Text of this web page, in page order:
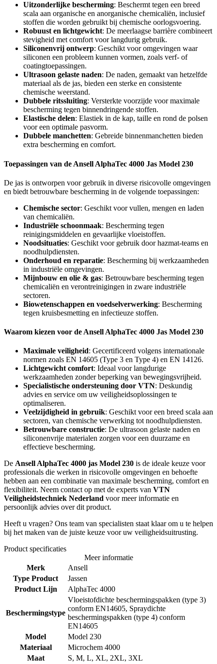
Uitzonderlijke bescherming: Beschermt tegen een breed
scala aan organische en anorganische chemicaliën, inclusief
stoffen die worden gebruikt bij chemische oorlogsvoering.
Robuust en lichtgewicht: De meerlaagse barrière combineert
stevigheid met comfort voor langdurig gebruik.
Siliconenvrij ontwerp: Geschikt voor omgevingen waar
siliconen een probleem kunnen vormen, zoals verf- of
coatingtoepassingen.
Ultrasoon gelaste naden: De naden, gemaakt van hetzelfde
materiaal als de jas, bieden een sterke en consistente
chemische weerstand.
Dubbele ritssluiting: Versterkte voorzijde voor maximale
bescherming tegen binnendringende stoffen.
Elastische delen: Elastiek in de kap, taille en rond de polsen
voor een optimale pasvorm.
Dubbele manchetten: Gebreide binnenmanchetten bieden
extra bescherming en comfort.
Toepassingen van de Ansell AlphaTec 4000 Jas Model 230
De jas is ontworpen voor gebruik in diverse risicovolle omgevingen
en biedt betrouwbare bescherming in de volgende toepassingen:
Chemische sector: Geschikt voor vullen, mengen en laden
van chemicaliën.
Industriële schoonmaak: Bescherming tegen
reinigingsmiddelen en gevaarlijke vloeistoffen.
Noodsituaties: Geschikt voor gebruik door hazmat-teams en
noodhulpdiensten.
Onderhoud en reparatie: Bescherming bij werkzaamheden
in industriële omgevingen.
Mijnbouw en olie & gas: Betrouwbare bescherming tegen
chemicaliën en verontreinigingen in zware industriële
sectoren.
Biowetenschappen en voedselverwerking: Bescherming
tegen kruisbesmetting en infectieuze stoffen.
Waarom kiezen voor de Ansell AlphaTec 4000 Jas Model 230
Maximale veiligheid: Gecertificeerd volgens internationale
normen zoals EN 14605 (Type 3 en Type 4) en EN 14126.
Lichtgewicht comfort: Ideaal voor langdurige
werkzaamheden zonder beperking van bewegingsvrijheid.
Specialistische ondersteuning door VTN: Deskundig
advies en service om uw veiligheidsoplossingen te
optimaliseren.
Veelzijdigheid in gebruik: Geschikt voor een breed scala aan
sectoren, van chemische verwerking tot noodhulpdiensten.
Betrouwbare constructie: De ultrasoon gelaste naden en
siliconenvrije materialen zorgen voor een duurzame en
effectieve bescherming.
De Ansell AlphaTec 4000 jas Model 230 is de ideale keuze voor
professionals die werken in risicovolle omgevingen en behoefte
hebben aan een combinatie van maximale bescherming, comfort en
flexibiliteit. Neem contact op met de experts van VTN
Veiligheidstechniek Nederland voor meer informatie en
persoonlijk advies over dit product.
Heeft u vragen? Ons team van specialisten staat klaar om u te helpen
bij het maken van de juiste keuze voor uw veiligheidsuitrusting.
Product specificaties
Meer informatie
Merk
Ansell
Type Product
Jassen
Product Lijn
AlphaTec 4000
Beschermingstype
Vloeistofdichte beschermingspakken (type 3)
conform EN14605, Spraydichte
beschermingspakken (type 4) conform
EN14605
Model
Model 230
Materiaal
Microchem 4000
Maat
S, M, L, XL, 2XL, 3XL